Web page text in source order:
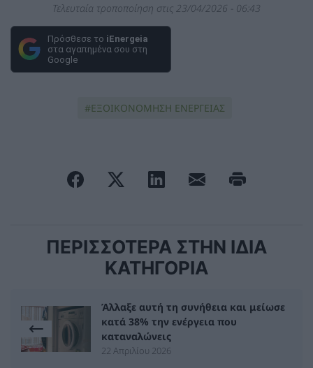
Τελευταία τροποποίηση στις 23/04/2026 - 06:43
Πρόσθεσε το iEnergeia
στα αγαπημένα σου στη
Google
ΕΞΟΙΚΟΝΟΜΗΣΗ ΕΝΕΡΓΕΙΑΣ
ΠΕΡΙΣΣΟΤΕΡΑ ΣΤΗΝ ΙΔΙΑ
ΚΑΤΗΓΟΡΙΑ
Άλλαξε αυτή τη συνήθεια και μείωσε
κατά 38% την ενέργεια που
καταναλώνεις
22 Απριλίου 2026